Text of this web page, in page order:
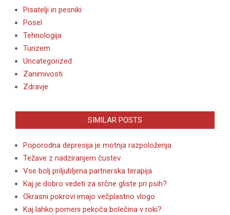
Pisatelji in pesniki
Posel
Tehnologija
Turizem
Uncategorized
Zanimivosti
Zdravje
SIMILAR POSTS
Poporodna depresija je motnja razpoloženja
Težave z nadziranjem čustev
Vse bolj priljubljena partnerska terapija
Kaj je dobro vedeti za srčne gliste pri psih?
Okrasni pokrovi imajo večplastno vlogo
Kaj lahko pomeni pekoča bolečina v roki?